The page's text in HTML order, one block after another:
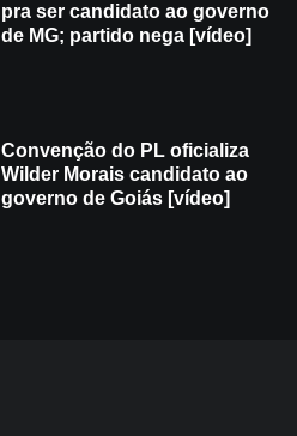
pra ser candidato ao governo
de MG; partido nega [vídeo]
Convenção do PL oficializa
Wilder Morais candidato ao
governo de Goiás [vídeo]